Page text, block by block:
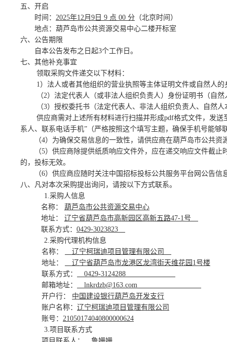
五、开启
时间： 2025年12 月 9 日 9 点 00 分 （北京时间）
地点： 葫芦岛市公共资源交易中心二楼开标室
六、公告期限
自本公告发布之日起3个工作日。
七、其他补充事宜
领取采购文件递交以下材料：
1）法人或者其他组织的营业执照等主体证明文件或自然人
（2）法定代表人（或非法人组织负责人）身份证明书（自
（3）授权委托书（法定代表人、非法人组织负责人、自然
供应商需对上述所有材料进行扫描并形成pdf格式文件，发送
系人、联系电话手机”（严格按照这个填写主题，确保手机号能
（4） 为确保交易信息的一致性，请供应商在葫芦岛市公共资
（5） 供应商除提供纸质响应文件外，应在递交响应文件截止
的，投标无效。
（6） 供应商应随时关注中国招标投标公共服务平台 网公告信
八 、凡对本次采购提出询问，请按以下方式联系。
1.采购人信息
名称：
葫芦岛市公共资源交易中心
地址：
辽宁省葫芦岛市高新园区高新五路47-1号
联系方式： 0429-3023823
2.采购代理机构信息
名称：
辽宁柯瑞迪项目管理有限公司
地址：
辽宁省葫芦岛市龙港区龙湾街天维花园 1号楼
联系方式：
0429-3124288
邮箱地址：
lnkrdzb@163.com
开户行：
中国建设银行葫芦岛开发支行
账户名称： 辽宁柯瑞迪项目管理有限公司
账号： 21050174040800000624
3.项目联系方式